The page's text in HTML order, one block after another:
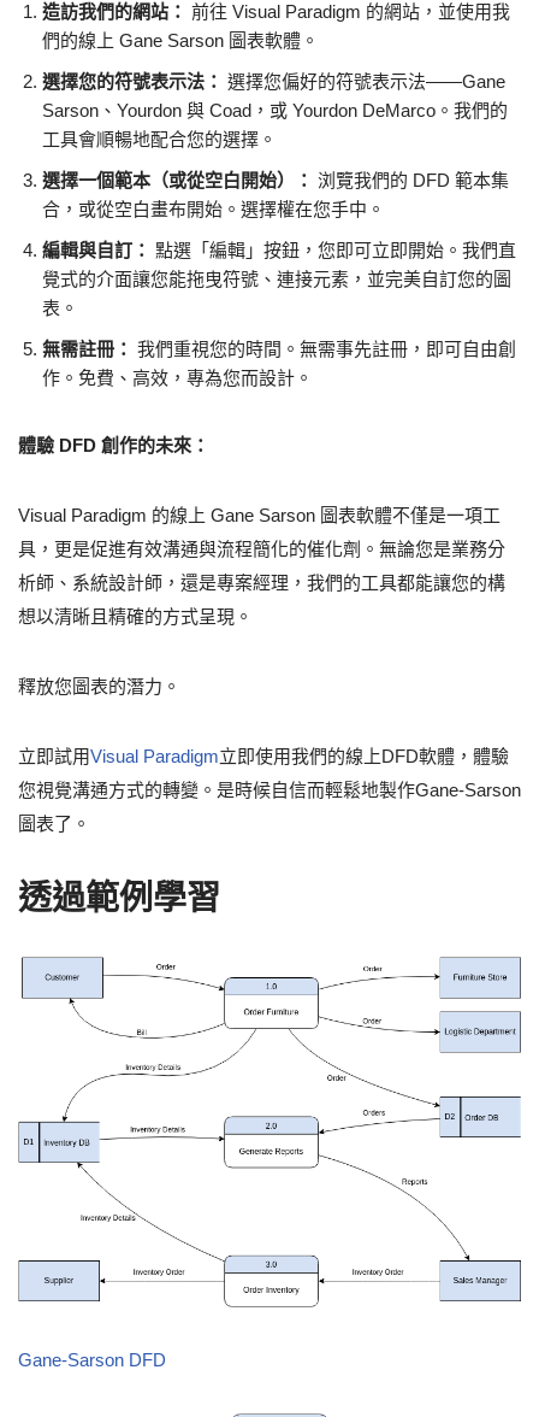
造訪我們的網站： 前往 Visual Paradigm 的網站，並使用我
們的線上 Gane Sarson 圖表軟體。
選擇您的符號表示法： 選擇您偏好的符號表示法——Gane
Sarson、Yourdon 與 Coad，或 Yourdon DeMarco。我們的
工具會順暢地配合您的選擇。
選擇一個範本（或從空白開始）： 浏覽我們的 DFD 範本集
合，或從空白畫布開始。選擇權在您手中。
編輯與自訂： 點選「編輯」按鈕，您即可立即開始。我們直
覺式的介面讓您能拖曳符號、連接元素，並完美自訂您的圖
表。
無需註冊： 我們重視您的時間。無需事先註冊，即可自由創
作。免費、高效，專為您而設計。
體驗 DFD 創作的未來：
Visual Paradigm 的線上 Gane Sarson 圖表軟體不僅是一項工
具，更是促進有效溝通與流程簡化的催化劑。無論您是業務分
析師、系統設計師，還是專案經理，我們的工具都能讓您的構
想以清晰且精確的方式呈現。
釋放您圖表的潛力。
立即試用Visual Paradigm立即使用我們的線上DFD軟體，體驗
您視覺溝通方式的轉變。是時候自信而輕鬆地製作Gane-Sarson
圖表了。
透過範例學習
Gane-Sarson DFD